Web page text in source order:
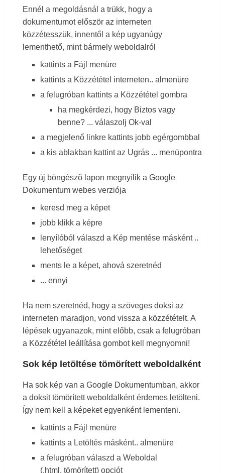
levelesládában
Velem megosztott Google drive file-ok és mappák
okos kezelése
Időt és rendezettséget nyersz a Google
verziókezelő rendszerével
ben
Testreszabható oldaltörések nyomtatáshoz a
Google Táblázatokban
Google Workspace MI Integráció
Ennél a megoldásnál a trükk, hogy a
dokumentumot először az interneten
közzétesszük, innentől a kép ugyanúgy
lementhető, mint bármely weboldalról
kattints a Fájl menüre
kattints a Közzététel interneten.. almenüre
a felugróban kattints a Közzététel gombra
ha megkérdezi, hogy Biztos vagy
benne? ... válaszolj Ok-val
a megjelenő linkre kattints jobb egérgombbal
a kis ablakban kattint az Ugrás ... menüpontra
Egy új böngésző lapon megnyílik a Google
Dokumentum webes verziója
keresd meg a képet
jobb klikk a képre
lenyílóból válaszd a Kép mentése másként ..
lehetőséget
ments le a képet, ahová szeretnéd
... ennyi
Ha nem szeretnéd, hogy a szöveges doksi az
interneten maradjon, vond vissza a közzétételt. A
lépések ugyanazok, mint előbb, csak a felugróban
a Közzététel leállítása gombot kell megnyomni!
Sok kép letöltése tömörített weboldalként
Ha sok kép van a Google Dokumentumban, akkor
a doksit tömörített weboldalként érdemes letölteni.
Így nem kell a képeket egyenként lementeni.
kattints a Fájl menüre
kattints a Letöltés másként.. almenüre
a felugróban válaszd a Weboldal
(.html, tömörített) opciót